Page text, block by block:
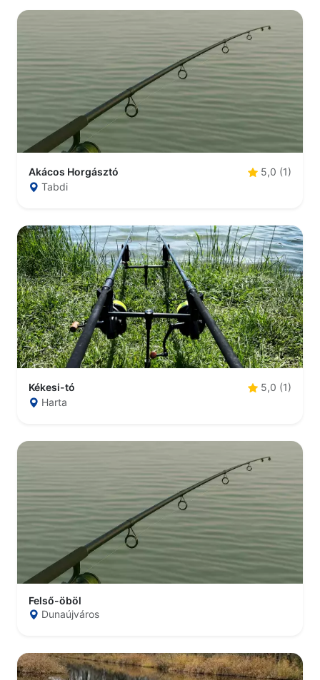
Akácos Horgásztó
5,0 (1)
Tabdi
Kékesi-tó
5,0 (1)
Harta
Felső-öböl
Dunaújváros